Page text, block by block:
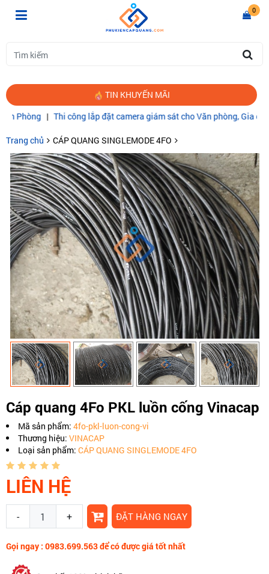
0
TIN KHUYẾN MÃI
Thi công lắp đặt camera giám sát cho Văn phòng, Gia đình|CÁP
Trang chủ CÁP QUANG SINGLEMODE 4FO
Cáp quang 4Fo PKL luồn cống Vinacap
Mã sản phẩm: 4fo-pkl-luon-cong-vi
Thương hiệu: VINACAP
Loại sản phẩm: CÁP QUANG SINGLEMODE 4FO
LIÊN HỆ
- + ĐẶT HÀNG NGAY
Gọi ngay : 0983.699.563 để có được giá tốt nhất